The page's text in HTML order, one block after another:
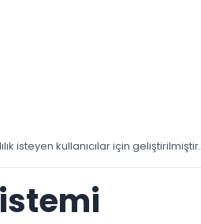
isteyen kullanıcılar için geliştirilmiştir.